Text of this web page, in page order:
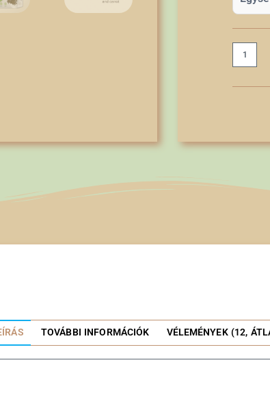
TOVÁBBI INFORMÁCIÓK VÉLEMÉNYEK (12,